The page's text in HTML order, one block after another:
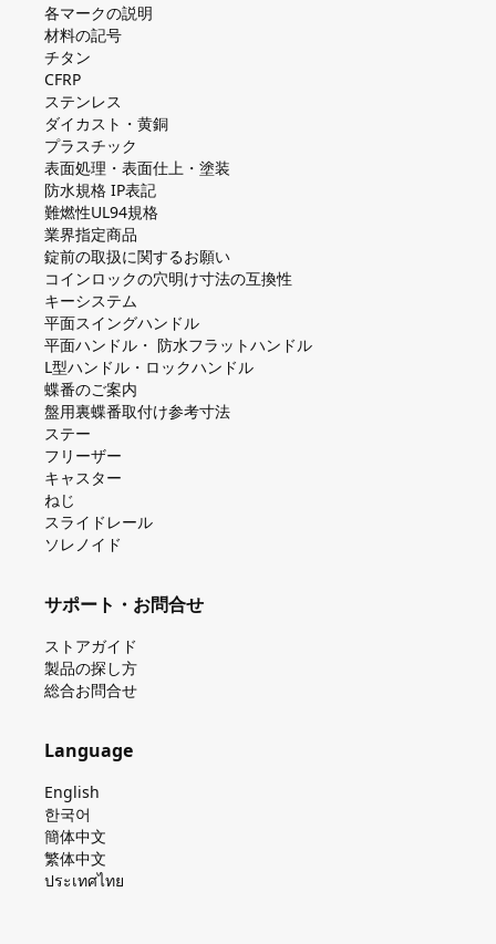
各マークの説明
材料の記号
チタン
CFRP
ステンレス
ダイカスト・⻩銅
プラスチック
表面処理・表面仕上・塗装
防⽔規格 IP表記
難燃性UL94規格
業界指定商品
錠前の取扱に関するお願い
コインロックの⽳明け⼨法の互換性
キーシステム
平⾯スイングハンドル
平⾯ハンドル・ 防⽔フラットハンドル
L型ハンドル・ロックハンドル
蝶番のご案内
盤⽤裏蝶番取付け参考⼨法
ステー
フリーザー
キャスター
ねじ
スライドレール
ソレノイド
サポート・お問合せ
ストアガイド
製品の探し⽅
総合お問合せ
Language
English
한국어
簡体中文
繁体中文
ประเทศไทย